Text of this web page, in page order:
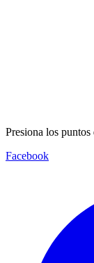
Presiona los
Facebook